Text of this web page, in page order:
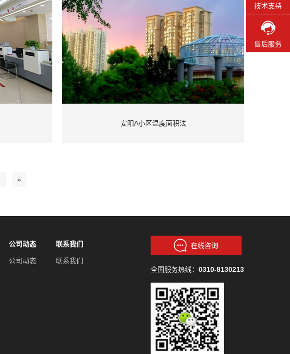
安阳A小区温度面积法
»
公司动态
公司动态
联系我们
联系我们
在线咨询
全国服务热线： 0310-8130213
技术支持
售后服务